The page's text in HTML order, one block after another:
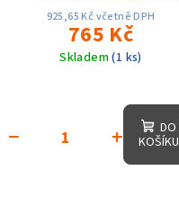
D20x100, přesnost
0.005, AD, 15 tis. ot.
925,65 Kč včetně DPH
765 Kč
Skladem(1 ks)
+
−
DO
KOŠÍKU